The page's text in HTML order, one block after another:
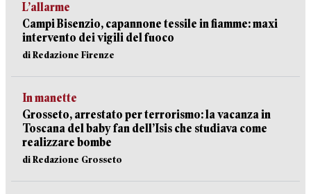
L’allarme
Campi Bisenzio, capannone tessile in fiamme: maxi
intervento dei vigili del fuoco
di Redazione Firenze
In manette
Grosseto, arrestato per terrorismo: la vacanza in
Toscana del baby fan dell’Isis che studiava come
realizzare bombe
di Redazione Grosseto